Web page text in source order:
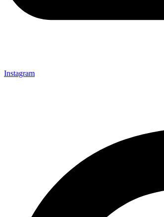
Instagram